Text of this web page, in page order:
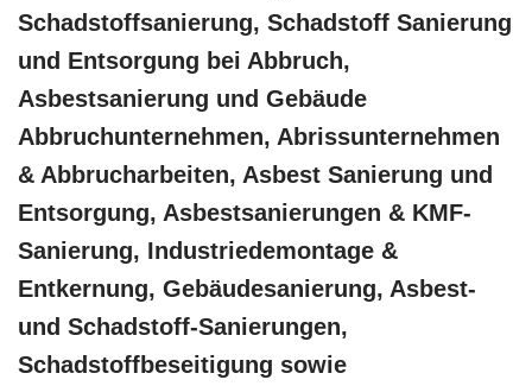
Schadstoffsanierung, Schadstoff Sanierung
und Entsorgung bei Abbruch,
Asbestsanierung und Gebäude
Abbruchunternehmen, Abrissunternehmen
& Abbrucharbeiten, Asbest Sanierung und
Entsorgung, Asbestsanierungen & KMF-
Sanierung, Industriedemontage &
Entkernung, Gebäudesanierung, Asbest-
und Schadstoff-Sanierungen,
Schadstoffbeseitigung sowie